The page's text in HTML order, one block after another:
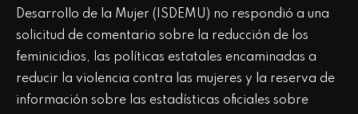
Desarrollo de la Mujer (ISDEMU) no respondió a una
solicitud de comentario sobre la reducción de los
feminicidios, las políticas estatales encaminadas a
reducir la violencia contra las mujeres y la reserva de
información sobre las estadísticas oficiales sobre